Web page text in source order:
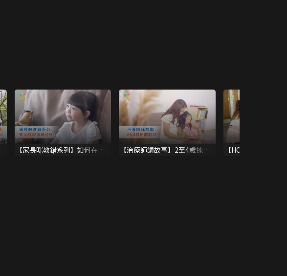
【家長咪教錯系列】如何在家
【治療師講故事】2至4歲揀書
【HOPE-20 教兒樂